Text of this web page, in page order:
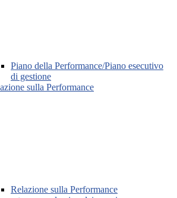
Piano della Performance/Piano esecutivo
di gestione
sulla Performance
Relazione sulla Performance